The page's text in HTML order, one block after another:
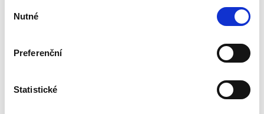
souhlasu
Nutné
Preferenční
StatistickéAlexander J. Bělohlávek